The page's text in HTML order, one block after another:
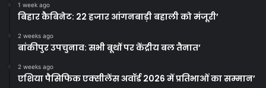
1 week ago
बिहार कैबिनेट: 22 हजार आंगनबाड़ी बहाली को मंजूरी’
2 weeks ago
बांकीपुर उपचुनाव: सभी बूथों पर केंद्रीय बल तैनात’
2 weeks ago
एशिया पैसिफिक एक्सीलेंस अवॉर्ड 2026 में प्रतिभाओं का सम्मान’